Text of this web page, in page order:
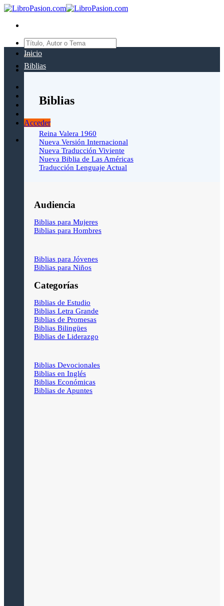
Saltar
contenido
Buscar
por:
Acceder
Inicio
Biblias
Biblias
Reina Valera 1960
Nueva Versión Internacional
Nueva Traducción Viviente
Nueva Biblia de Las Américas
Traducción Lenguaje Actual
Audiencia
Biblias para Mujeres
Biblias para Hombres
Biblias para Jóvenes
Biblias para Niños
Categorías
Biblias de Estudio
Biblias Letra Grande
Biblias de Promesas
Biblias Bilingües
Biblias de Liderazgo
Biblias Devocionales
Biblias en Inglés
Biblias Económicas
Biblias de Apuntes